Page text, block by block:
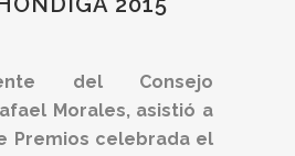
del Consejo
Morales, asistió a
Premios celebrada el